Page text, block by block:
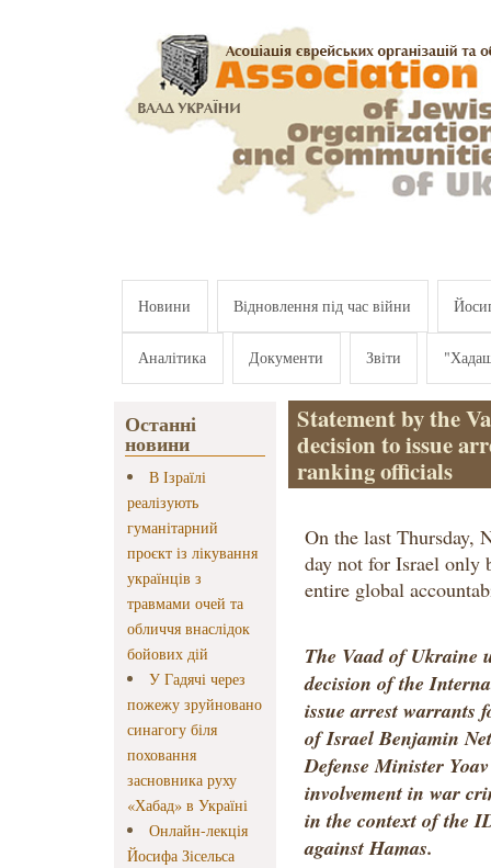
Новини Відновлення під час війни
Аналітика Документи Звіти
Останні
новини
В Ізраїлі
реалізують
гуманітарний
проєкт із лікування
українців з
травмами очей та
обличчя внаслідок
бойових дій
У Гадячі через
пожежу зруйновано
синагогу біля
поховання
засновника руху
«Хабад» в Україні
Онлайн-лекція
Йосифа Зісельса
Statement by the
decision to issue
ranking officials
On the last Thursday,
day not for Israel only
entire global
The Vaad of Ukraine
decision of the
issue arrest warrants
of Israel Benjamin
Defense Minister
involvement in war
in the context of the
against Hamas.